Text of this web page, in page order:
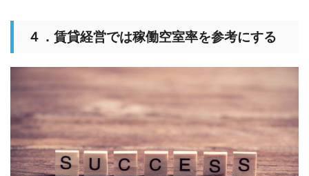
４．賃貸経営では稼働空室率を参考にする